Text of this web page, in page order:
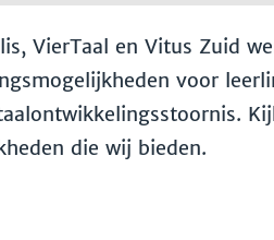
VierTaal en Vitus Zuid
voor
die wij bieden.